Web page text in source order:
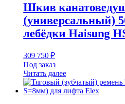
Шкив
(универсальный)
лебёдки Haisung
309 750 ₽
Под заказ
Читать далее